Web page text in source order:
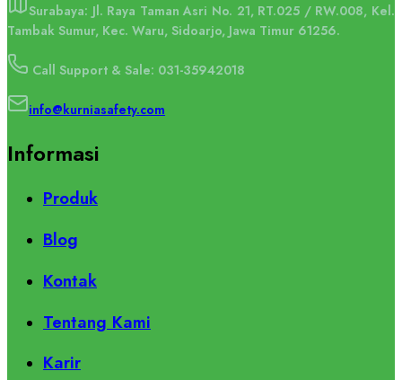
Surabaya: Jl. Raya Taman Asri No. 21, RT.025 / RW.008, Kel.
Tambak Sumur, Kec. Waru, Sidoarjo, Jawa Timur 61256.
Call Support & Sale: 031-35942018
info@kurniasafety.com
Informasi
Produk
Blog
Kontak
Tentang Kami
Karir